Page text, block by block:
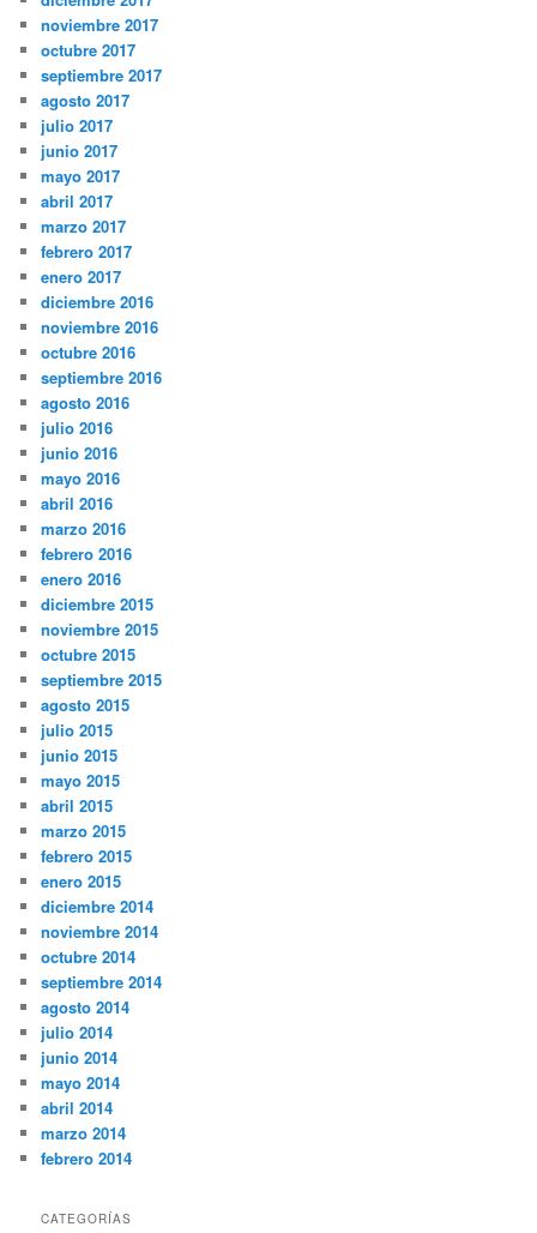
noviembre 2017
octubre 2017
septiembre 2017
agosto 2017
julio 2017
junio 2017
mayo 2017
abril 2017
marzo 2017
febrero 2017
enero 2017
diciembre 2016
noviembre 2016
octubre 2016
septiembre 2016
agosto 2016
julio 2016
junio 2016
mayo 2016
abril 2016
marzo 2016
febrero 2016
enero 2016
diciembre 2015
noviembre 2015
octubre 2015
septiembre 2015
agosto 2015
julio 2015
junio 2015
mayo 2015
abril 2015
marzo 2015
febrero 2015
enero 2015
diciembre 2014
noviembre 2014
octubre 2014
septiembre 2014
agosto 2014
julio 2014
junio 2014
mayo 2014
abril 2014
marzo 2014
febrero 2014
CATEGORÍAS